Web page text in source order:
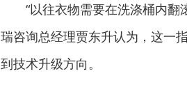
“以往衣物需要在洗涤桶内翻滚
瑞咨询总经理贾东升认为，这一
到技术升级方向。